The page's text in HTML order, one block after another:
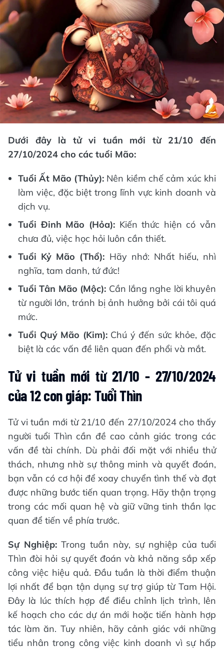
Dưới đây là tử vi tuần mới từ 21/10 đến
27/10/2024 cho các tuổi Mão:
Tuổi Ất Mão (Thủy): Nên kiềm chế cảm xúc khi
làm việc, đặc biệt trong lĩnh vực kinh doanh và
dịch vụ.
Tuổi Đinh Mão (Hỏa):Kiến thức hiện có vẫn
chưa đủ, việc học hỏi luôn cần thiết.
Tuổi Kỷ Mão (Thổ): Hãy nhớ: Nhất hiếu, nhì
nghĩa, tam danh, tứ đức!
Tuổi Tân Mão (Mộc): Cần lắng nghe lời khuyên
từ người lớn, tránh bị ảnh hưởng bởi cái tôi quá
mức.
Tuổi Quý Mão (Kim):Chú ý đến sức khỏe, đặc
biệt là các vấn đề liên quan đến phổi và mắt.
Tử vi tuần mới từ 21/10 - 27/10/2024
của 12 con giáp: Tuổi Thìn
Tử vi tuần mới từ 21/10 đến 27/10/2024 cho thấy
người tuổi Thìn cần đề cao cảnh giác trong các
vấn đề tài chính. Dù phải đối mặt với nhiều thử
thách, nhưng nhờ sự thông minh và quyết đoán,
bạn vẫn có cơ hội để xoay chuyển tình thế và đạt
được những bước tiến quan trọng. Hãy thận trọng
trong các mối quan hệ và giữ vững tinh thần lạc
quan để tiến về phía trước.
Sự Nghiệp:Trong tuần này, sự nghiệp của tuổi
Thìn đòi hỏi sự quyết đoán và khả năng sắp xếp
công việc hiệu quả. Đầu tuần là thời điểm thuận
lợi nhất để bạn tận dụng sự trợ giúp từ Tam Hội.
Đây là lúc thích hợp để điều chỉnh lịch trình, lên
kế hoạch cho các dự án mới hoặc tiến hành hợp
tác làm ăn. Tuy nhiên, hãy cảnh giác với những
tiểu nhân trong công việc kinh doanh vì sự hấp